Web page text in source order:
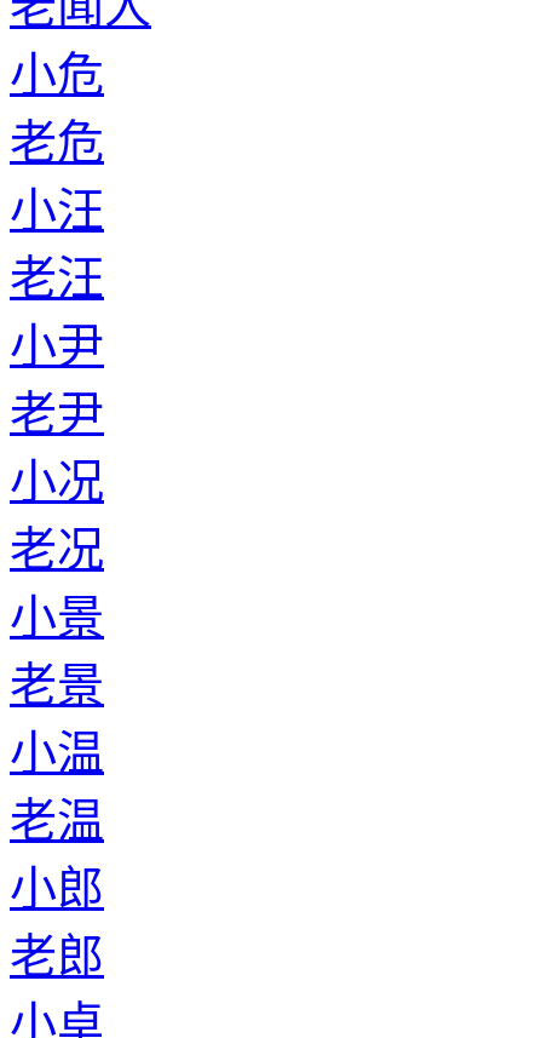
小危
老危
小汪
老汪
小尹
老尹
小况
老况
小景
老景
小温
老温
小郎
老郎
小卓